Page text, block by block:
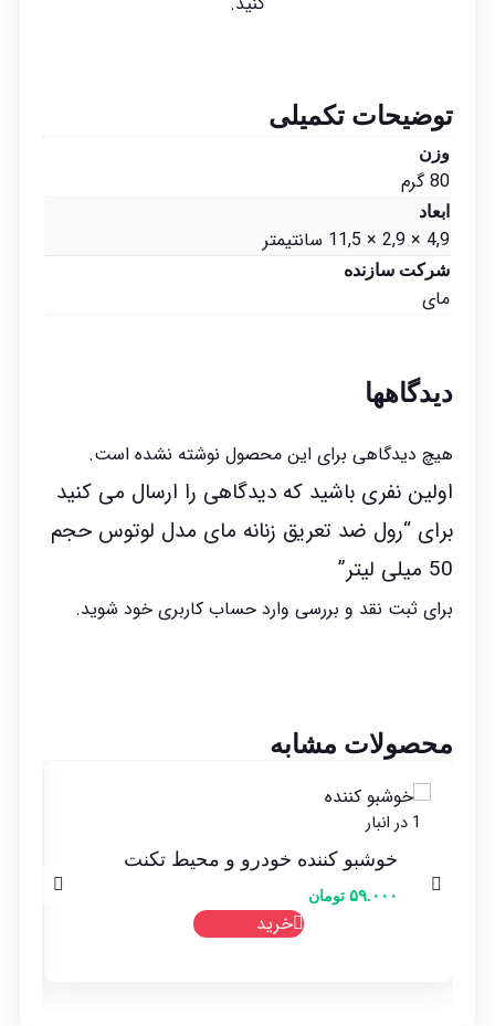
توضیحات تکمیلی
وزن
80 گرم
ابعاد
4,9 × 2,9 × 11,5 سانتیمتر
شرکت سازنده
مای
دیدگاهها
هیچ دیدگاهی برای این محصول نوشته نشده است.
اولین نفری باشید که دیدگاهی را ارسال می کنید
برای “رول ضد تعریق زنانه مای مدل لوتوس حجم
50 میلی لیتر”
برای ثبت نقد و بررسی وارد حساب کاربری خودشوید.
محصولات مشابه
1 در انبار
خوشبو کننده خودرو و محیط تکنت
۵۹.۰۰۰ تومان
خرید